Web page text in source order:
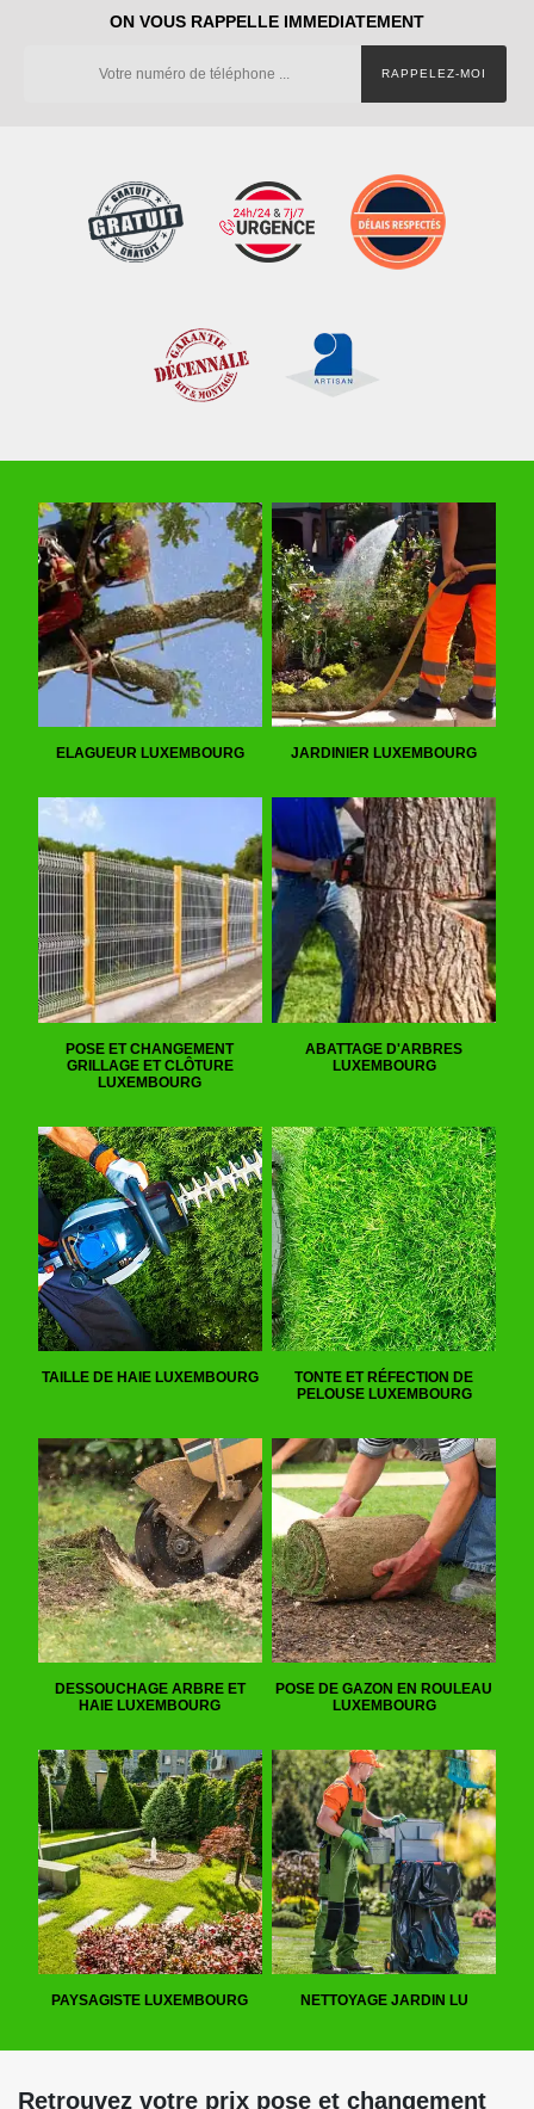
ON VOUS RAPPELLE IMMEDIATEMENT
ELAGUEUR LUXEMBOURG JARDINIER LUXEMBOURG
POSE ET CHANGEMENT
GRILLAGE ET CLÔTURE
LUXEMBOURG
ABATTAGE D'ARBRES
LUXEMBOURG
TAILLE DE HAIE LUXEMBOURG
TONTE ET RÉFECTION DE
PELOUSE LUXEMBOURG
DESSOUCHAGE ARBRE ET
HAIE LUXEMBOURG
POSE DE GAZON EN ROULEAU
LUXEMBOURG
PAYSAGISTE LUXEMBOURG NETTOYAGE JARDIN LU
Retrouvez votre prix pose et changement